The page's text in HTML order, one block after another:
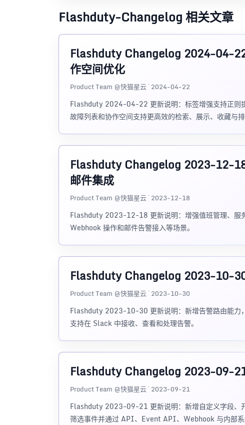
Flashduty-Changelog 相关文章
Flashduty Changelog 2024-04-
作空间优化
Product Team @快猫星云 · 2024-04-22
Flashduty 2024-04-22 更新说明：标签增强支持正则
故障列表和协作空间支持更高效的检索、展示、收藏与排
Flashduty Changelog 2023-12-
邮件集成
Product Team @快猫星云 · 2023-12-18
Flashduty 2023-12-18 更新说明：增强值班管理、服
Webhook 操作和邮件告警接入等场景。
Flashduty Changelog 2023-10-
Product Team @快猫星云 · 2023-10-30
Flashduty 2023-10-30 更新说明：新增告警路由能力
支持在 Slack 中接收、查看和处理告警。
Flashduty Changelog 2023-09-
Product Team @快猫星云 · 2023-09-21
Flashduty 2023-09-21 更新说明：新增自定义字段、
筛选事件并通过 API、Event API、Webhook 与内部系